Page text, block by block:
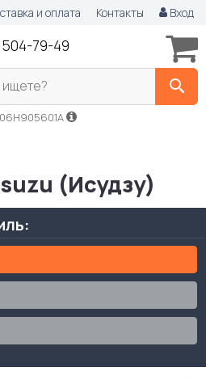
и оплата Контакты Вход
504-79-49
ищете?
(Исудзу)